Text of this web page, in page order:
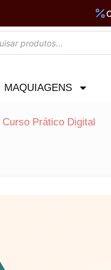
MAQUIAGENS
Prático Digital